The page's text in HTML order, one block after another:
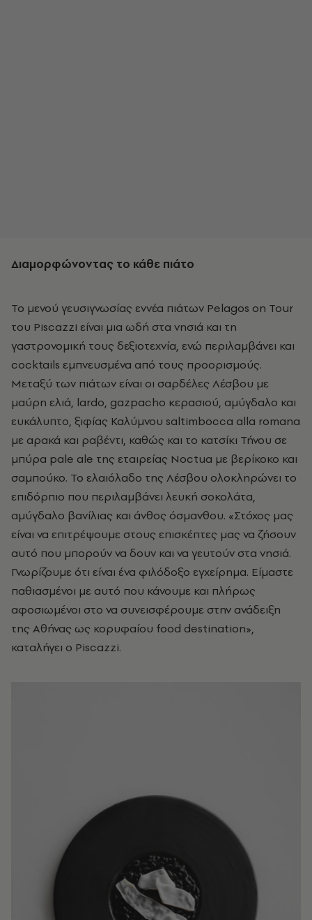
Διαμορφώνοντας το κάθε πιάτο
Το μενού γευσιγνωσίας εννέα πιάτων Pelagos on Tour
του Piscazzi είναι μια ωδή στα νησιά και τη
γαστρονομική τους δεξιοτεχνία, ενώ περιλαμβάνει και
cocktails εμπνευσμένα από τους προορισμούς.
Μεταξύ των πιάτων είναι οι σαρδέλες Λέσβου με
μαύρη ελιά, lardo, gazpacho κερασιού, αμύγδαλο και
ευκάλυπτο, ξιφίας Καλύμνου saltimbocca alla romana
με αρακά και ραβέντι, καθώς και το κατσίκι Τήνου σε
μπύρα pale ale της εταιρείας Noctua με βερίκοκο και
σαμπούκο. Το ελαιόλαδο της Λέσβου ολοκληρώνει το
επιδόρπιο που περιλαμβάνει λευκή σοκολάτα,
αμύγδαλο βανίλιας και άνθος όσμανθου. «Στόχος μας
είναι να επιτρέψουμε στους επισκέπτες μας να ζήσουν
αυτό που μπορούν να δουν και να γευτούν στα νησιά.
Γνωρίζουμε ότι είναι ένα φιλόδοξο εγχείρημα. Είμαστε
παθιασμένοι με αυτό που κάνουμε και πλήρως
αφοσιωμένοι στο να συνεισφέρουμε στην ανάδειξη
της Αθήνας ως κορυφαίου food destination»,
καταλήγει ο Piscazzi.